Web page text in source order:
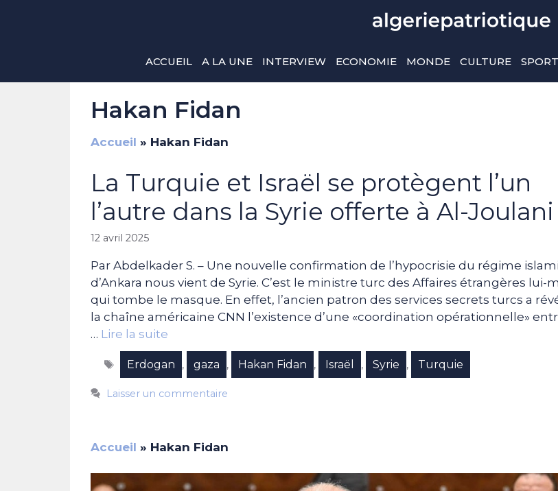
ACCUEIL A LA UNE INTERVIEW ECONOMIE MONDE CULTURE
Hakan Fidan
Accueil » Hakan Fidan
La Turquie et Israël se protègent l’un
l’autre dans la Syrie offerte à Al-Joulani
12 avril 2025
Par Abdelkader S. – Une nouvelle confirmation de l’hypocrisie du régime
d’Ankara nous vient de Syrie. C’est le ministre turc des Affaires étrangères lui-
qui tombe le masque. En effet, l’ancien patron des services secrets turcs a
la chaîne américaine CNN l’existence d’une «coordination opérationnelle»
… Lire la suite
Étiquettes
Erdogan , gaza , Hakan Fidan , Israël , Syrie , Turquie
Laisser un commentaire
Accueil » Hakan Fidan